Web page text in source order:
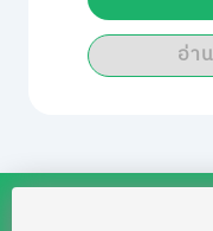
อ่า